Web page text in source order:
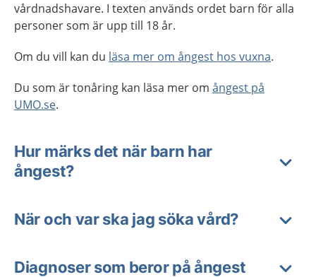
vårdnadshavare. I texten används ordet barn för alla
personer som är upp till 18 år.
Om du vill kan du läsa mer om ångest hos vuxna.
Du som är tonåring kan läsa mer om ångest på
UMO.se.
Hur märks det när barn har
ångest?
När och var ska jag söka vård?
Diagnoser som beror på ångest